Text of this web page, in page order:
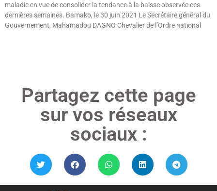
maladie en vue de consolider la tendance à la baisse observée ces
dernières semaines. Bamako, le 30 juin 2021 Le Secrétaire général du
Gouvernement, Mahamadou DAGNO Chevalier de l’Ordre national
Partagez cette page
sur vos réseaux
sociaux :